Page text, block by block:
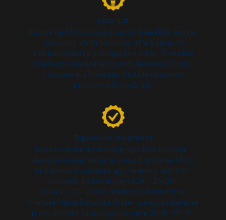
Istorijat
Kompanija RMco posotoji još od maja 1998. godine,
osnovana u Guči sa bazom u Čačku koja se
specijalizovala na polju igara na sreću. Prva naša
kladionica kao i jedna od prvih kladionica u Srbiji
otvorena je u Prokuplju. Od tada otvaramo
poslovnice širom Srbije.
Trgovacka delatnost
Naša osnovna delatnost je sportsko kladjenje i
kladjenje na aparatima na sreću. Kompanija RMco
ima licencu za posebne igre na sreću-sportsko
kladjenje i to pod brojem 000-424-00-
00145/2013-G0069 izdate od Ministarstva
finansija-Vlada Republike Srbije i licencu za kladjenje
preko aparata na sreću pod brojem 0000-414-0-